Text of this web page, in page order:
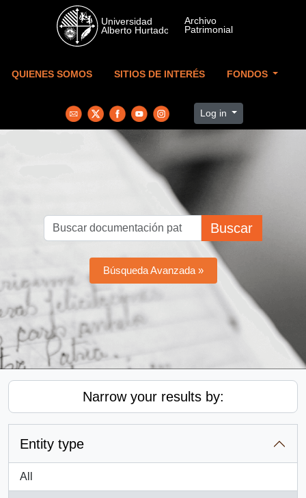
Skip to main content
QUIENES SOMOS SITIOS DE INTERÉS FONDOS
Log in
Buscar
Búsqueda Avanzada »
Narrow your results by:
Entity type
All